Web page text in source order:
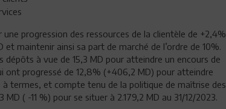
progression des ressources de la clientèle de +2,4%
maintenir ainsi sa part de marché de l’ordre de 10%.
à vue de 15,3 MD pour atteindre un encours de
progressé de 12,8% (+406,2 MD) pour atteindre
termes, et compte tenu de la politique de maîtrise des
( -11 %) pour se situer à 2.179,2 MD au 31/12/2023.